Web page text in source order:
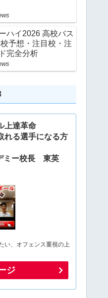
ハイ2026 高校バス
予想・注目校・注
完全分析
上達革命
れる選手になる方
ミー校長 東英
い、オフェンス重視の上
ジ